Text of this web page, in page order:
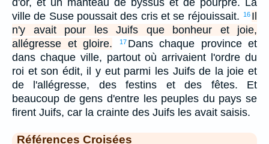
ville de Suse poussait des cris et se réjouissait.
16 Il
n'y avait pour les Juifs que bonheur et joie,
allégresse et gloire.
17 Dans chaque province et
dans chaque ville, partout où arrivaient l'ordre du
roi et son édit, il y eut parmi les Juifs de la joie et
de l'allégresse, des festins et des fêtes. Et
beaucoup de gens d'entre les peuples du pays se
firent Juifs, car la crainte des Juifs les avait saisis.
Références Croisées